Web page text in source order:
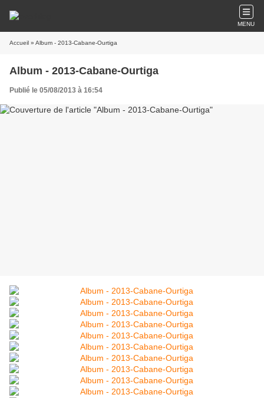
MENU
Accueil » Album - 2013-Cabane-Ourtiga
Album - 2013-Cabane-Ourtiga
Publié le 05/08/2013 à 16:54